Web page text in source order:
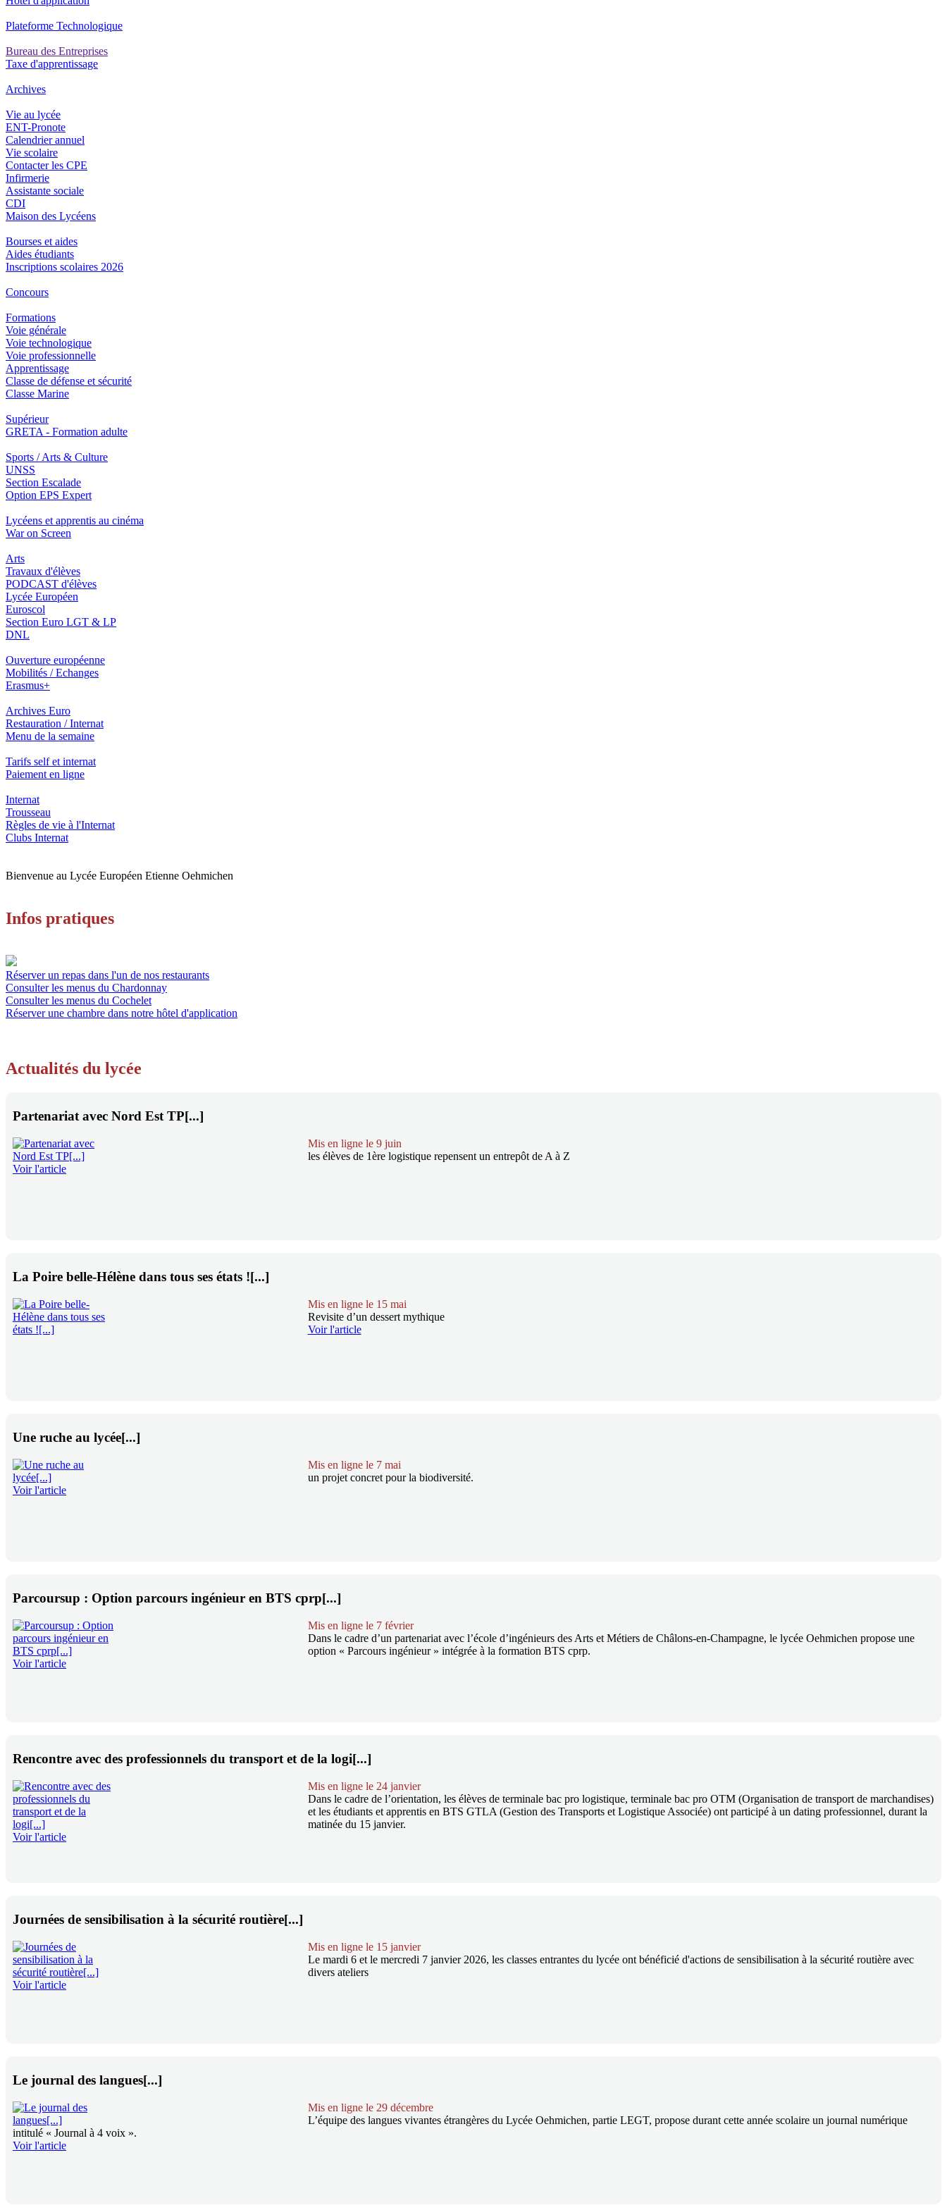
Plateforme Technologique
Bureau des Entreprises
Taxe d'apprentissage
Archives
Vie au lycée
ENT-Pronote
Calendrier annuel
Vie scolaire
Contacter les CPE
Infirmerie
Assistante sociale
CDI
Maison des Lycéens
Bourses et aides
Aides étudiants
Inscriptions scolaires 2026
Concours
Formations
Voie générale
Voie technologique
Voie professionnelle
Apprentissage
Classe de défense et sécurité
Classe Marine
Supérieur
GRETA - Formation adulte
Sports / Arts & Culture
UNSS
Section Escalade
Option EPS Expert
Lycéens et apprentis au cinéma
War on Screen
Arts
Travaux d'élèves
PODCAST d'élèves
Lycée Européen
Euroscol
Section Euro LGT & LP
DNL
Ouverture européenne
Mobilités / Echanges
Erasmus+
Archives Euro
Restauration / Internat
Menu de la semaine
Tarifs self et internat
Paiement en ligne
Internat
Trousseau
Règles de vie à l'Internat
Clubs Internat
Bienvenue au Lycée Européen Etienne Oehmichen
Infos pratiques
Réserver un repas dans l'un de nos restaurants
Consulter les menus du Chardonnay
Consulter les menus du Cochelet
Réserver une chambre dans notre hôtel d'application
Actualités du lycée
Partenariat avec Nord Est TP[...]
Mis en ligne le 9 juin
les élèves de 1ère logistique repensent un entrepôt de A à Z
Voir l'article
La Poire belle-Hélène dans tous ses états ![...]
Mis en ligne le 15 mai
Revisite d’un dessert mythique
Voir l'article
Une ruche au lycée[...]
Mis en ligne le 7 mai
un projet concret pour la biodiversité.
Voir l'article
Parcoursup : Option parcours ingénieur en BTS cprp[...]
Mis en ligne le 7 février
Dans le cadre d’un partenariat avec l’école d’ingénieurs des Arts et Métiers de Châlons-en-Champagne, le lycée Oehmichen propose une
option « Parcours ingénieur » intégrée à la formation BTS cprp.
Voir l'article
Rencontre avec des professionnels du transport et de la logi[...]
Mis en ligne le 24 janvier
Dans le cadre de l’orientation, les élèves de terminale bac pro logistique, terminale bac pro OTM (Organisation de transport de marchandises)
et les étudiants et apprentis en BTS GTLA (Gestion des Transports et Logistique Associée) ont participé à un dating professionnel, durant la
matinée du 15 janvier.
Voir l'article
Journées de sensibilisation à la sécurité routière[...]
Mis en ligne le 15 janvier
Le mardi 6 et le mercredi 7 janvier 2026, les classes entrantes du lycée ont bénéficié d'actions de sensibilisation à la sécurité routière avec
divers ateliers
Voir l'article
Le journal des langues[...]
Mis en ligne le 29 décembre
L’équipe des langues vivantes étrangères du Lycée Oehmichen, partie LEGT, propose durant cette année scolaire un journal numérique
intitulé « Journal à 4 voix ».
Voir l'article